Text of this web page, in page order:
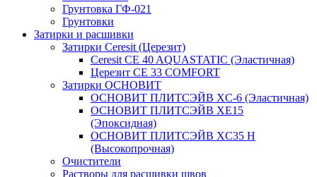
Грунтовка ГФ-021
Грунтовки
Затирки и расшивки
Затирки Ceresit (Церезит)
Ceresit CE 40 AQUASTATIC (Эластичная)
Церезит CE 33 COMFORT
Затирки ОСНОВИТ
ОСНОВИТ ПЛИТСЭЙВ XC-6 (Эластичная)
ОСНОВИТ ПЛИТСЭЙВ XЕ15
(Эпоксидная)
ОСНОВИТ ПЛИТСЭЙВ XС35 Н
(Высокопрочная)
Очистители
Растворы для расшивки швов